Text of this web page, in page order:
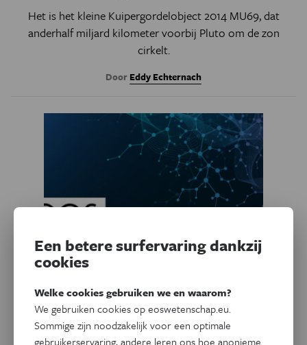
Het is het kleine Kuipergordelobject 2014 MU69, dat
anderhalf miljard kilometer voorbij Pluto om de zon
cirkelt.
Door Eddy Echternach
Geschiedenis
Het keerpunt 1715
De dood van Lodewijk XIV, op 1 september 1715, effende
Een betere surfervaring dankzij
cookies
Welke cookies gebruiken we en waarom?
We gebruiken cookies op eoswetenschap.eu.
Sommige zijn noodzakelijk voor een optimale
gebruikerservaring, andere leren ons hoe anonieme